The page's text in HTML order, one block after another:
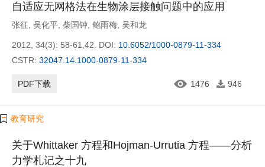
自适应无网格法在生物涂层接触问题中的应用
张征 吴化平 柴国钟 鲍雨梅 吴和龙
2012, 34(3): 58-61,42. DOI: 10.6052/1000-0879-11-334
CSTR: 32047.14.1000-0879-11-334
PDF下载 1476 946
教育研究
关于Whittaker 方程和Hojman-Urrutia 方程——分析
力学札记之十九